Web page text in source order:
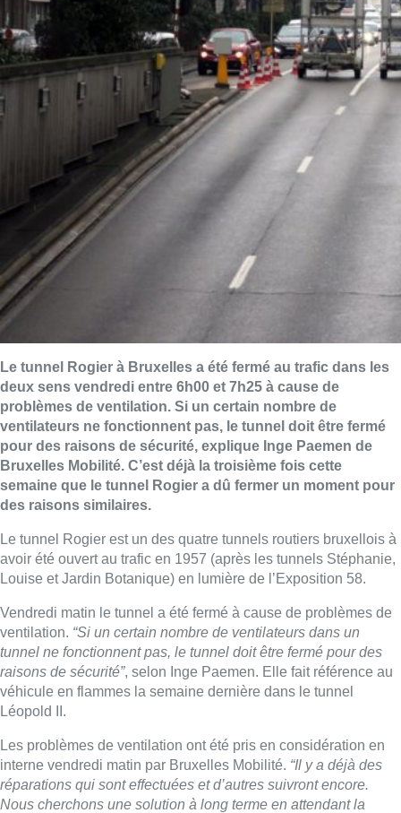
Le tunnel Rogier à Bruxelles a été fermé au trafic dans les
deux sens vendredi entre 6h00 et 7h25 à cause de
problèmes de ventilation. Si un certain nombre de
ventilateurs ne fonctionnent pas, le tunnel doit être fermé
pour des raisons de sécurité, explique Inge Paemen de
Bruxelles Mobilité. C’est déjà la troisième fois cette
semaine que le tunnel Rogier a dû fermer un moment pour
des raisons similaires.
Le tunnel Rogier est un des quatre tunnels routiers bruxellois à
avoir été ouvert au trafic en 1957 (après les tunnels Stéphanie,
Louise et Jardin Botanique) en lumière de l’Exposition 58.
Vendredi matin le tunnel a été fermé à cause de problèmes de
ventilation. “Si un certain nombre de ventilateurs dans un
tunnel ne fonctionnent pas, le tunnel doit être fermé pour des
raisons de sécurité”, selon Inge Paemen. Elle fait référence au
véhicule en flammes la semaine dernière dans le tunnel
Léopold II.
Les problèmes de ventilation ont été pris en considération en
interne vendredi matin par Bruxelles Mobilité. “Il y a déjà des
réparations qui sont effectuées et d’autres suivront encore.
Nous cherchons une solution à long terme en attendant la